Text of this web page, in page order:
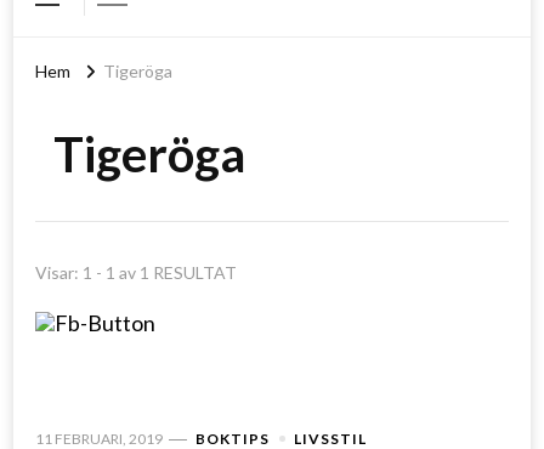
Hem Tigeröga
Tigeröga
Visar: 1 - 1 av 1 RESULTAT
11 FEBRUARI, 2019 BOKTIPS LIVSSTIL